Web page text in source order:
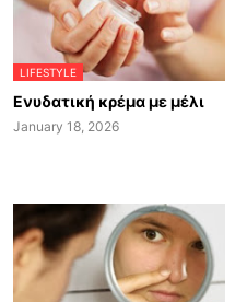
LIFESTYLE
Ενυδατική κρέμα με μέλι
January 18, 2026